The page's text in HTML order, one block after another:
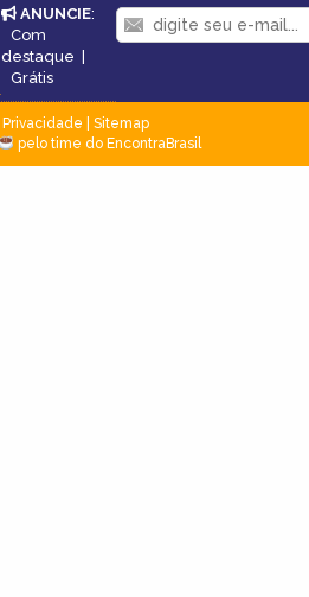
ANUNCIE:
Com
destaque |
Grátis
Privacidade
Sitemap
pelo time do EncontraBrasil